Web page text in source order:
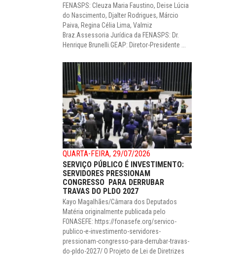
FENASPS: Cleuza Maria Faustino, Deise Lúcia
do Nascimento, Djalter Rodrigues, Márcio
Paiva, Regina Célia Lima, Valmiz
Braz.Assessoria Jurídica da FENASPS: Dr.
Henrique Brunelli.GEAP: Diretor-Presidente ...
QUARTA-FEIRA, 29/07/2026
SERVIÇO PÚBLICO É INVESTIMENTO:
SERVIDORES PRESSIONAM
CONGRESSO PARA DERRUBAR
TRAVAS DO PLDO 2027
Kayo Magalhães/Câmara dos Deputados
Matéria originalmente publicada pelo
FONASEFE: https://fonasefe.org/servico-
publico-e-investimento-servidores-
pressionam-congresso-para-derrubar-travas-
do-pldo-2027/ O Projeto de Lei de Diretrizes